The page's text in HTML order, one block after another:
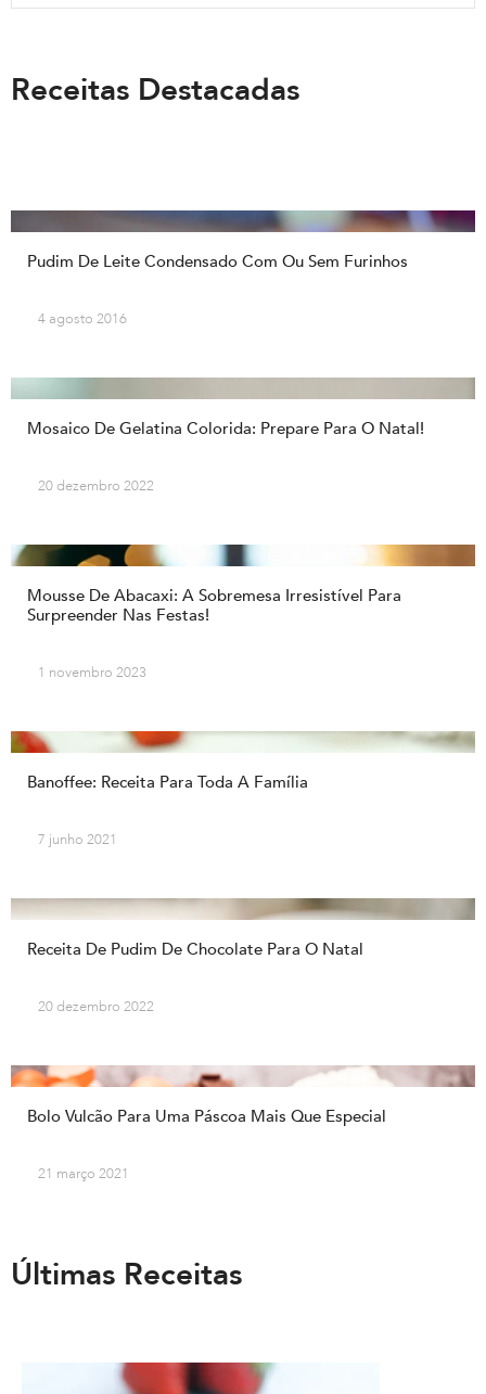
Receitas Destacadas
Pudim De Leite Condensado Com Ou Sem Furinhos
4 agosto 2016
Mosaico De Gelatina Colorida: Prepare Para O Natal!
20 dezembro 2022
Mousse De Abacaxi: A Sobremesa Irresistível Para
Surpreender Nas Festas!
1 novembro 2023
Banoffee: Receita Para Toda A Família
7 junho 2021
Receita De Pudim De Chocolate Para O Natal
20 dezembro 2022
Bolo Vulcão Para Uma Páscoa Mais Que Especial
21 março 2021
Últimas Receitas